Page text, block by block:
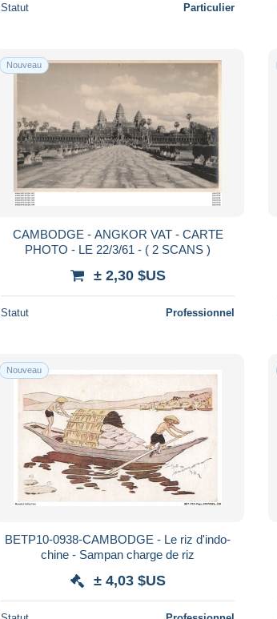
Statut Particulier
Nouveau
CAMBODGE - ANGKOR VAT - CARTE
PHOTO - LE 22/3/61 - ( 2 SCANS )
± 2,30 $US
Statut Professionnel
Nouveau
BETP10-0938-CAMBODGE - Le riz d'indo-
chine - Sampan charge de riz
± 4,03 $US